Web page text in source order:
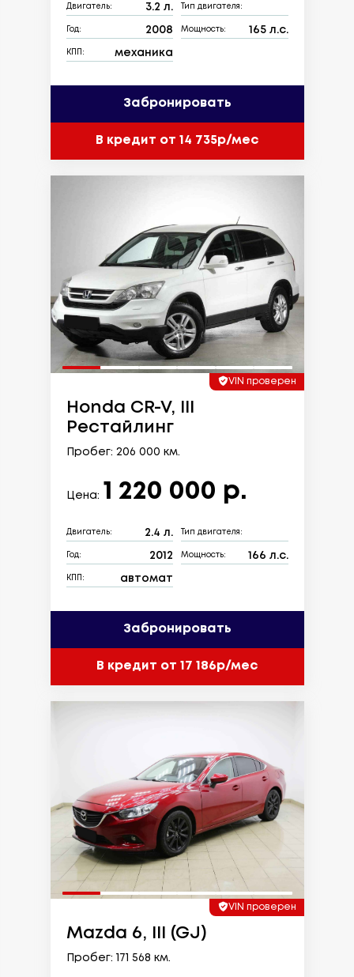
Двигатель: 3.2 л. Тип двигателя:
Год: 2008 Мощность: 165 л.с.
КПП: механика
Забронировать
В кредит от 14 735р/мес
VIN проверен
Honda CR-V, III
Рестайлинг
Пробег: 206 000 км.
Цена: 1 220 000 р.
Двигатель: 2.4 л. Тип двигателя:
Год: 2012 Мощность: 166 л.с.
КПП: автомат
Забронировать
В кредит от 17 186р/мес
VIN проверен
Mazda 6, III (GJ)
Пробег: 171 568 км.